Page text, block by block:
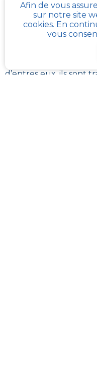
PLU est
votre commune, ou
l’urbanisme de la
référentes.
Il revient à ces
différents documents
les plans et les
d’entres eux, ils sont
Afin de vous
sur notre site
cookies. En
vous